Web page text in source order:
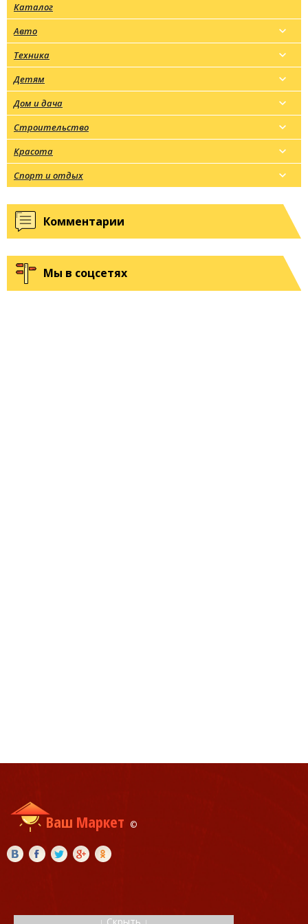
Каталог
Авто
Техника
Детям
Дом и дача
Строительство
Красота
Спорт и отдых
Комментарии
Мы в соцсетях
Ваш Маркет ©